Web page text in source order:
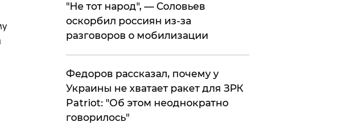
​"Не тот народ", — Соловьев
оскорбил россиян из-за
разговоров о мобилизации
Федоров рассказал, почему у
Украины не хватает ракет для ЗРК
Patriot: "Об этом неоднократно
говорилось"